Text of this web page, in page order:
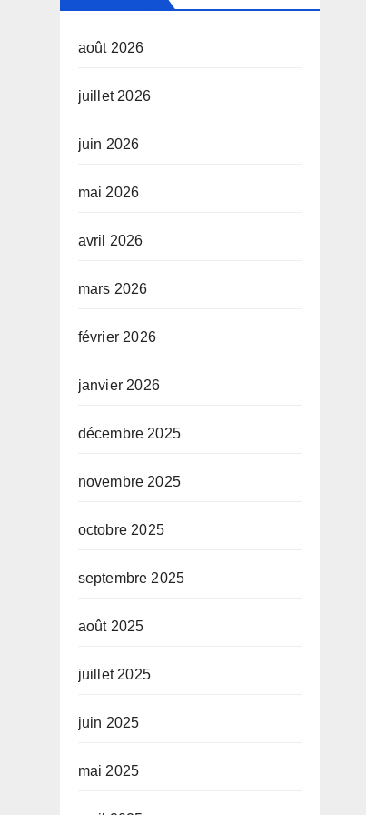
août 2026
juillet 2026
juin 2026
mai 2026
avril 2026
mars 2026
février 2026
janvier 2026
décembre 2025
novembre 2025
octobre 2025
septembre 2025
août 2025
juillet 2025
juin 2025
mai 2025